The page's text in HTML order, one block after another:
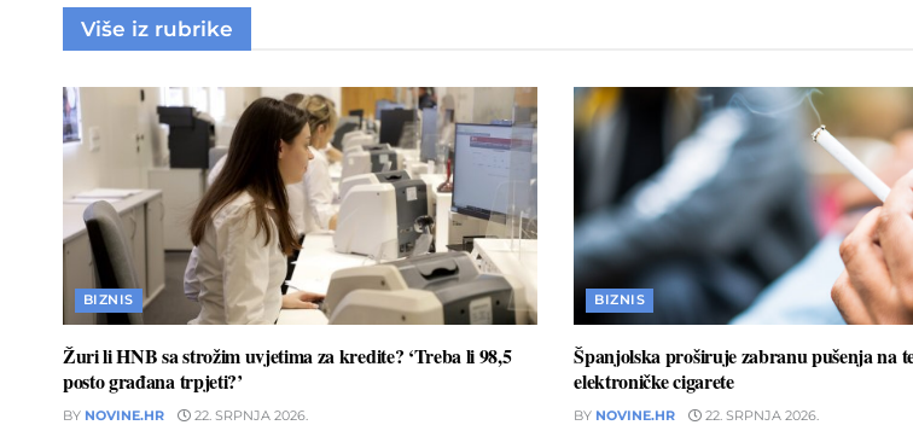
Više iz rubrike
BIZNIS
Žuri li HNB sa strožim uvjetima za kredite? ‘Treba li 98,5
posto građana trpjeti?’
BY NOVINE.HR 22. SRPNJA 2026.
BIZNIS
Španjolska proširuje zabranu pušenja na
elektroničke cigarete
BY NOVINE.HR 22. SRPNJA 2026.